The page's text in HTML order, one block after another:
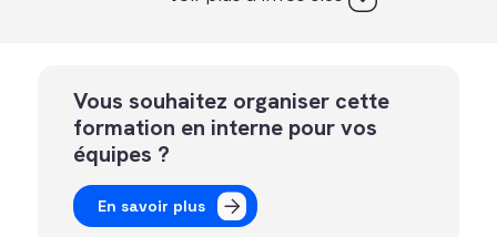
Vous souhaitez organiser cette
formation en interne pour vos
équipes ?
En savoir plus